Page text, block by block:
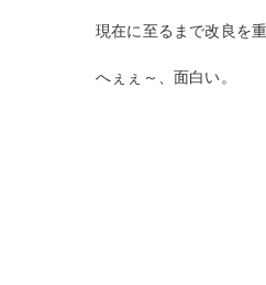
現在に至るまで改良を
へぇぇ～、面白い。